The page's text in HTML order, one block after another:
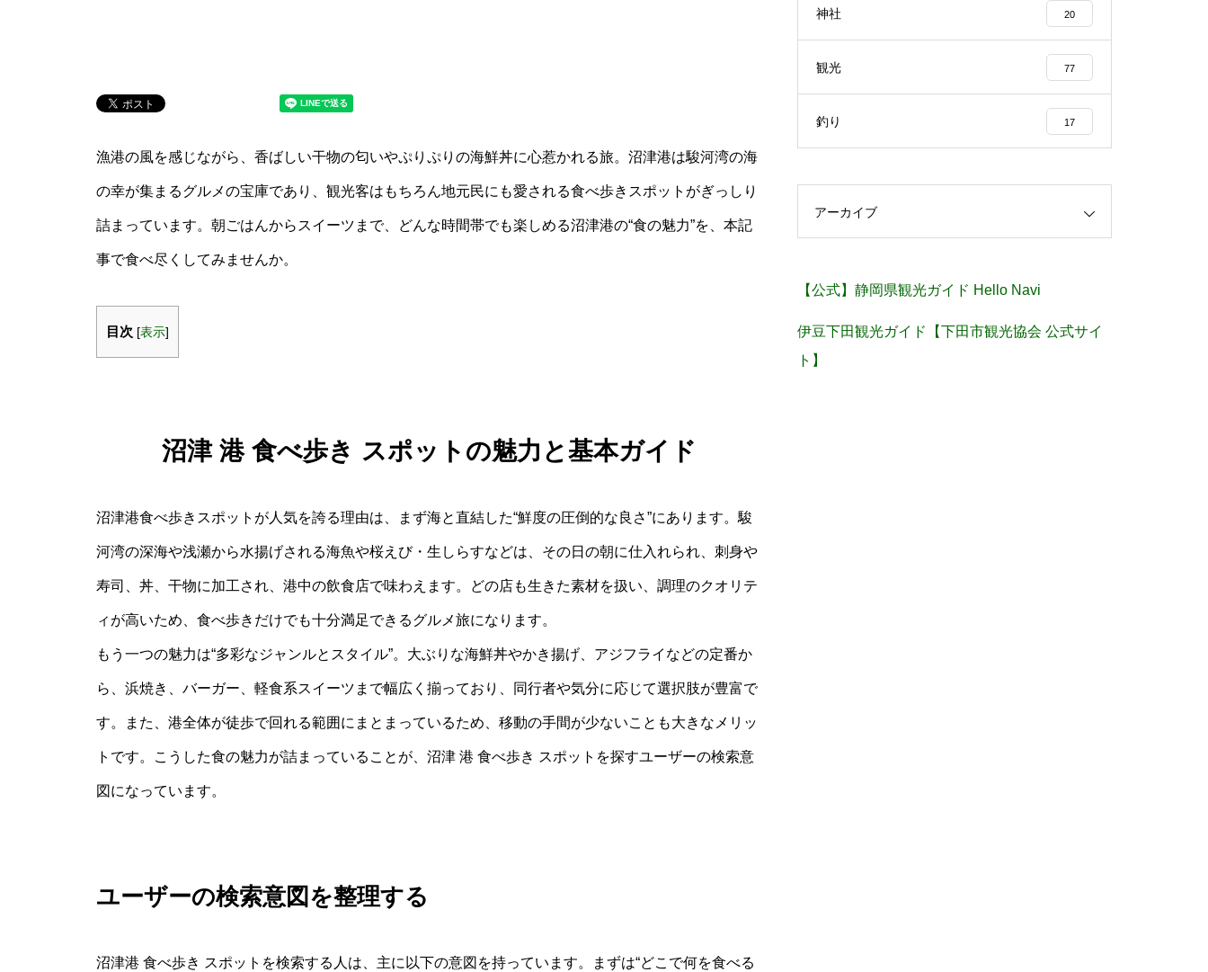
漁港の風を感じながら、香ばしい干物の匂いやぷりぷりの海鮮丼に心惹かれる旅。沼津港は駿河湾の海
の幸が集まるグルメの宝庫であり、観光客はもちろん地元民にも愛される食べ歩きスポットがぎっしり
詰まっています。朝ごはんからスイーツまで、どんな時間帯でも楽しめる沼津港の“食の魅力”を、本記
事で食べ尽くしてみませんか。
目次 [表示]
沼津 港 食べ歩き スポットの魅力と基本ガイド
沼津港食べ歩きスポットが人気を誇る理由は、まず海と直結した“鮮度の圧倒的な良さ”にあります。駿
河湾の深海や浅瀬から水揚げされる海魚や桜えび・生しらすなどは、その日の朝に仕入れられ、刺身や
寿司、丼、干物に加工され、港中の飲食店で味わえます。どの店も生きた素材を扱い、調理のクオリテ
ィが高いため、食べ歩きだけでも十分満足できるグルメ旅になります。
もう一つの魅力は“多彩なジャンルとスタイル”。大ぶりな海鮮丼やかき揚げ、アジフライなどの定番か
ら、浜焼き、バーガー、軽食系スイーツまで幅広く揃っており、同行者や気分に応じて選択肢が豊富で
す。また、港全体が徒歩で回れる範囲にまとまっているため、移動の手間が少ないことも大きなメリッ
トです。こうした食の魅力が詰まっていることが、沼津 港 食べ歩き スポットを探すユーザーの検索意
図になっています。
ユーザーの検索意図を整理する
沼津港 食べ歩き スポットを検索する人は、主に以下の意図を持っています。まずは“どこで何を食べる
神社 20
観光 77
釣り 17
アーカイブ
【公式】静岡県観光ガイド Hello Navi
伊豆下田観光ガイド【下田市観光協会 公式サイ
ト】